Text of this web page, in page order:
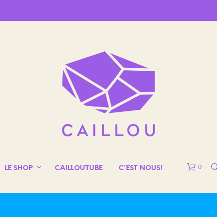
LE SHOP CAILLOUTUBE C’EST NOUS! 0